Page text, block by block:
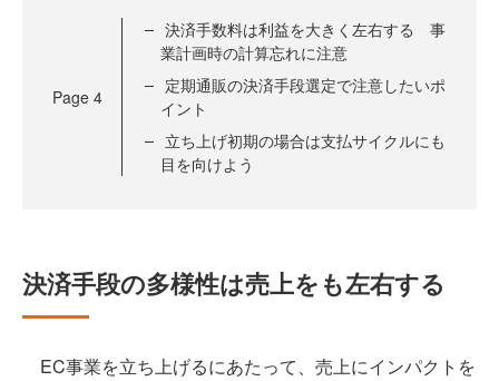
Page 4
決済手数料は利益を大きく左右する 事
業計画時の計算忘れに注意
定期通販の決済手段選定で注意したいポ
イント
立ち上げ初期の場合は支払サイクルにも
目を向けよう
決済手段の多様性は売上をも左右する
EC事業を立ち上げるにあたって、売上にインパクトを